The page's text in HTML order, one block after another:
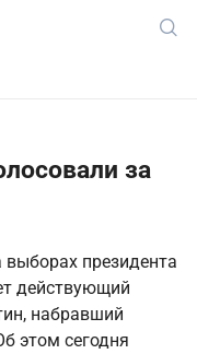
за
президента
действующий
набравший
этом сегодня